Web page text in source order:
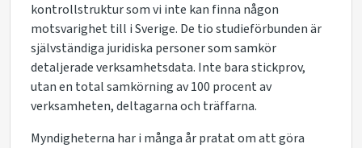
kontrollstruktur som vi inte kan finna någon
motsvarighet till i Sverige. De tio studieförbunden är
självständiga juridiska personer som samkör
detaljerade verksamhetsdata. Inte bara stickprov,
utan en total samkörning av 100 procent av
verksamheten, deltagarna och träffarna.
Myndigheterna har i många år pratat om att göra